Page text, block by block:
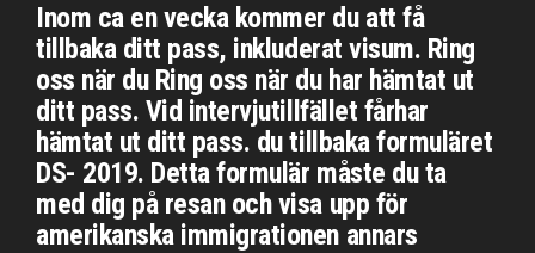
Inom ca en vecka kommer du att få
tillbaka ditt pass, inkluderat visum. Ring
oss när du Ring oss när du har hämtat ut
ditt pass. Vid intervjutillfället fårhar
hämtat ut ditt pass. du tillbaka formuläret
DS- 2019. Detta formulär måste du ta
med dig på resan och visa upp för
amerikanska immigrationen annars